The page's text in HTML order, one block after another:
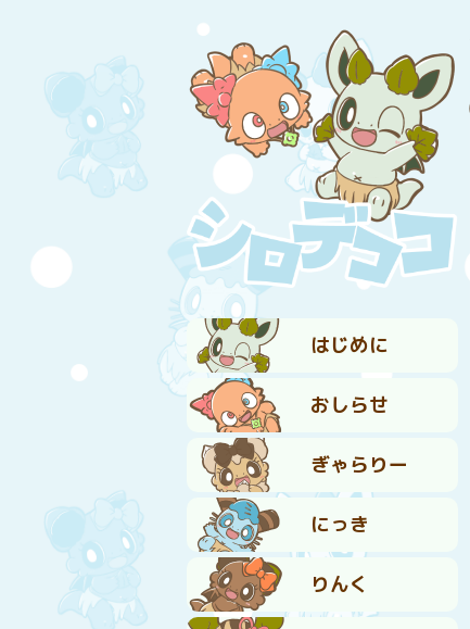
はじめに
おしらせ
ぎゃらりー
にっき
りんく